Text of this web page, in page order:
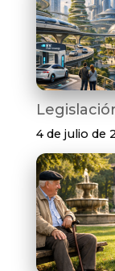
4 de julio de